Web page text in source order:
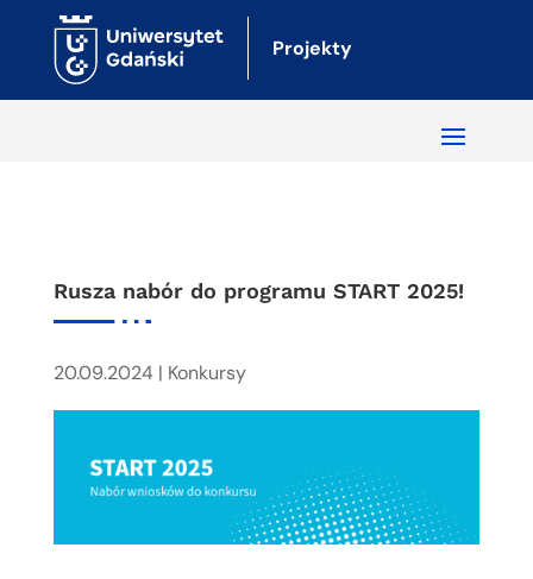
Projekty
Rusza nabór do programu START 2025!
20.09.2024| Konkursy